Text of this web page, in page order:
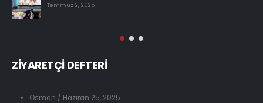
Temmuz 2, 2025
ZİYARETÇİ DEFTERİ
Osman / Haziran 25, 2025